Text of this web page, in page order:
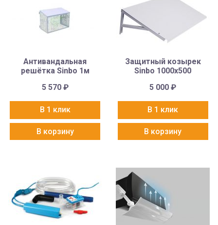
Антивандальная
решётка Sinbo 1м
5 570 ₽
В 1 клик
В корзину
Защитный козырек
Sinbo 1000х500
5 000₽
В 1 клик
В корзину